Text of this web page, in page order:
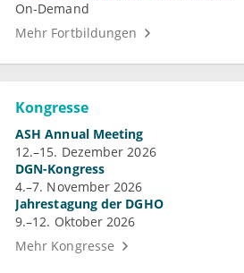
On-Demand
Mehr Fortbildungen
Kongresse
ASH Annual Meeting
12.–15. Dezember 2026
DGN-Kongress
4.–7. November 2026
Jahrestagung der DGHO
9.–12. Oktober 2026
Mehr Kongresse